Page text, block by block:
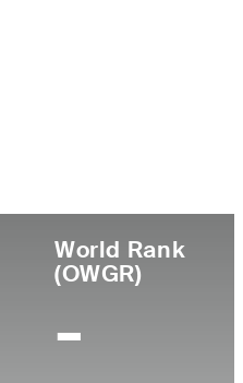
World Rank
(OWGR)
-